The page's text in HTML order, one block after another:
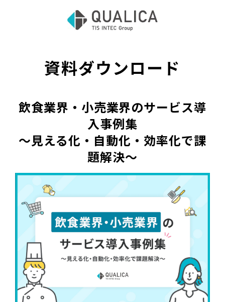
資料ダウンロード
飲食業界・小売業界のサービス導
入事例集
～見える化・自動化・効率化で課
題解決～